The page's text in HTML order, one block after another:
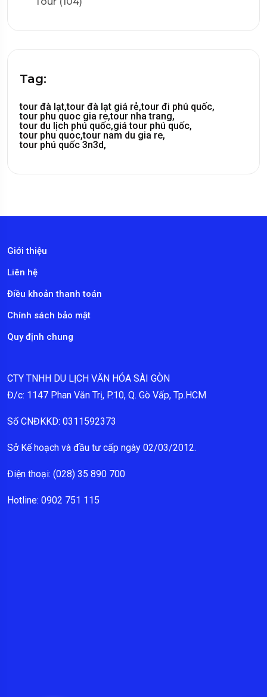
Tag:
tour đà lạt,tour đà lạt giá rẻ,tour đi phú quốc,
tour phu quoc gia re,tour nha trang,
tour du lịch phú quốc,giá tour phú quốc,
tour phu quoc,tour nam du gia re,
tour phú quốc 3n3d,
Giới thiệu
Liên hệ
Điều khoản thanh toán
Chính sách bảo mật
Quy định chung
CTY TNHH DU LỊCH VĂN HÓA SÀI GÒN
Đ/c: 1147 Phan Văn Trị, P.10, Q. Gò Vấp, Tp.HCM
Số CNĐKKD: 0311592373
Sở Kế hoạch và đầu tư cấp ngày 02/03/2012.
Điện thoại: (028) 35 890 700
Hotline: 0902 751 115